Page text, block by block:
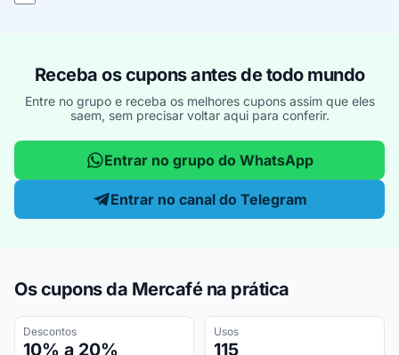
Receba os cupons antes de todo mundo
Entre no grupo e receba os melhores cupons assim que eles
saem, sem precisar voltar aqui para conferir.
Entrar no grupo do WhatsApp
Entrar no canal do Telegram
Os cupons da Mercafé na prática
Descontos
10% a 20%
Usos
115